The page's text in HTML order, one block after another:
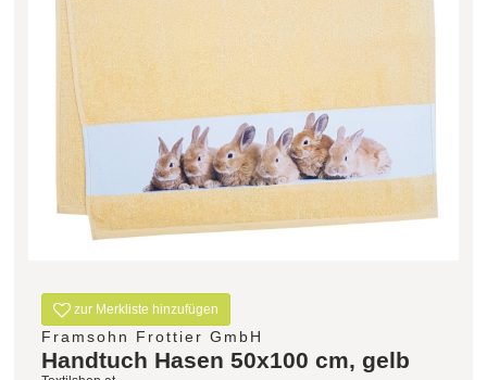
zur Merkliste hinzufügen
Framsohn Frottier GmbH
Handtuch Hasen 50x100 cm, gelb